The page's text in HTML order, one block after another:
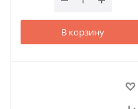
В корзину